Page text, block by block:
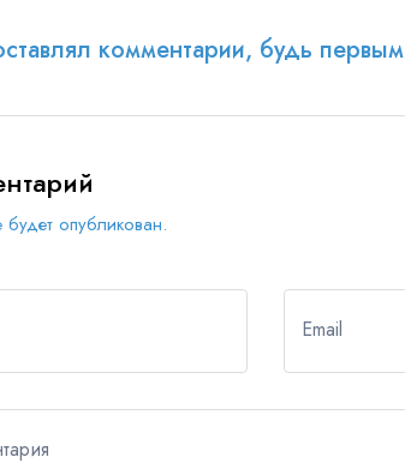
комментарии, будь первым
опубликован.
Email